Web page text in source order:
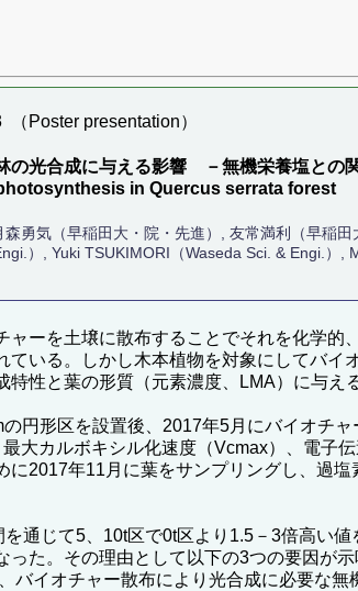
Poster presentation）
の光合成に与える影響 －無機栄養塩との
in Quercus serrata forest
勇気（早稲田大・院・先進）, 友常満利（早稲
）, Yuki TSUKIMORI（Waseda Sci. & Engi.
ーを土壌に散布することでそれを化学的
ている。しかし木本植物を対象にしてバ
性と葉の形質（元素濃度、LMA）に与え
円形区を設置後、2017年5月にバイオチ
大カルボキシル化速度（Vcmax）、電子
に2017年11月に葉をサンプリングし、過
通じて5、10t区で0t区より1.5－3倍高い
った。その理由として以下の3つの要因が
バイオチャー散布により光合成に必要な